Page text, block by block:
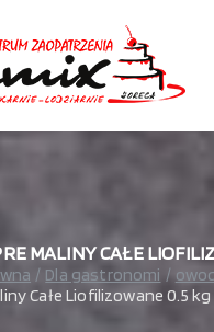
MALINY CAŁE
Dla gastronomi
Całe Liofilizowane 0.5 kg